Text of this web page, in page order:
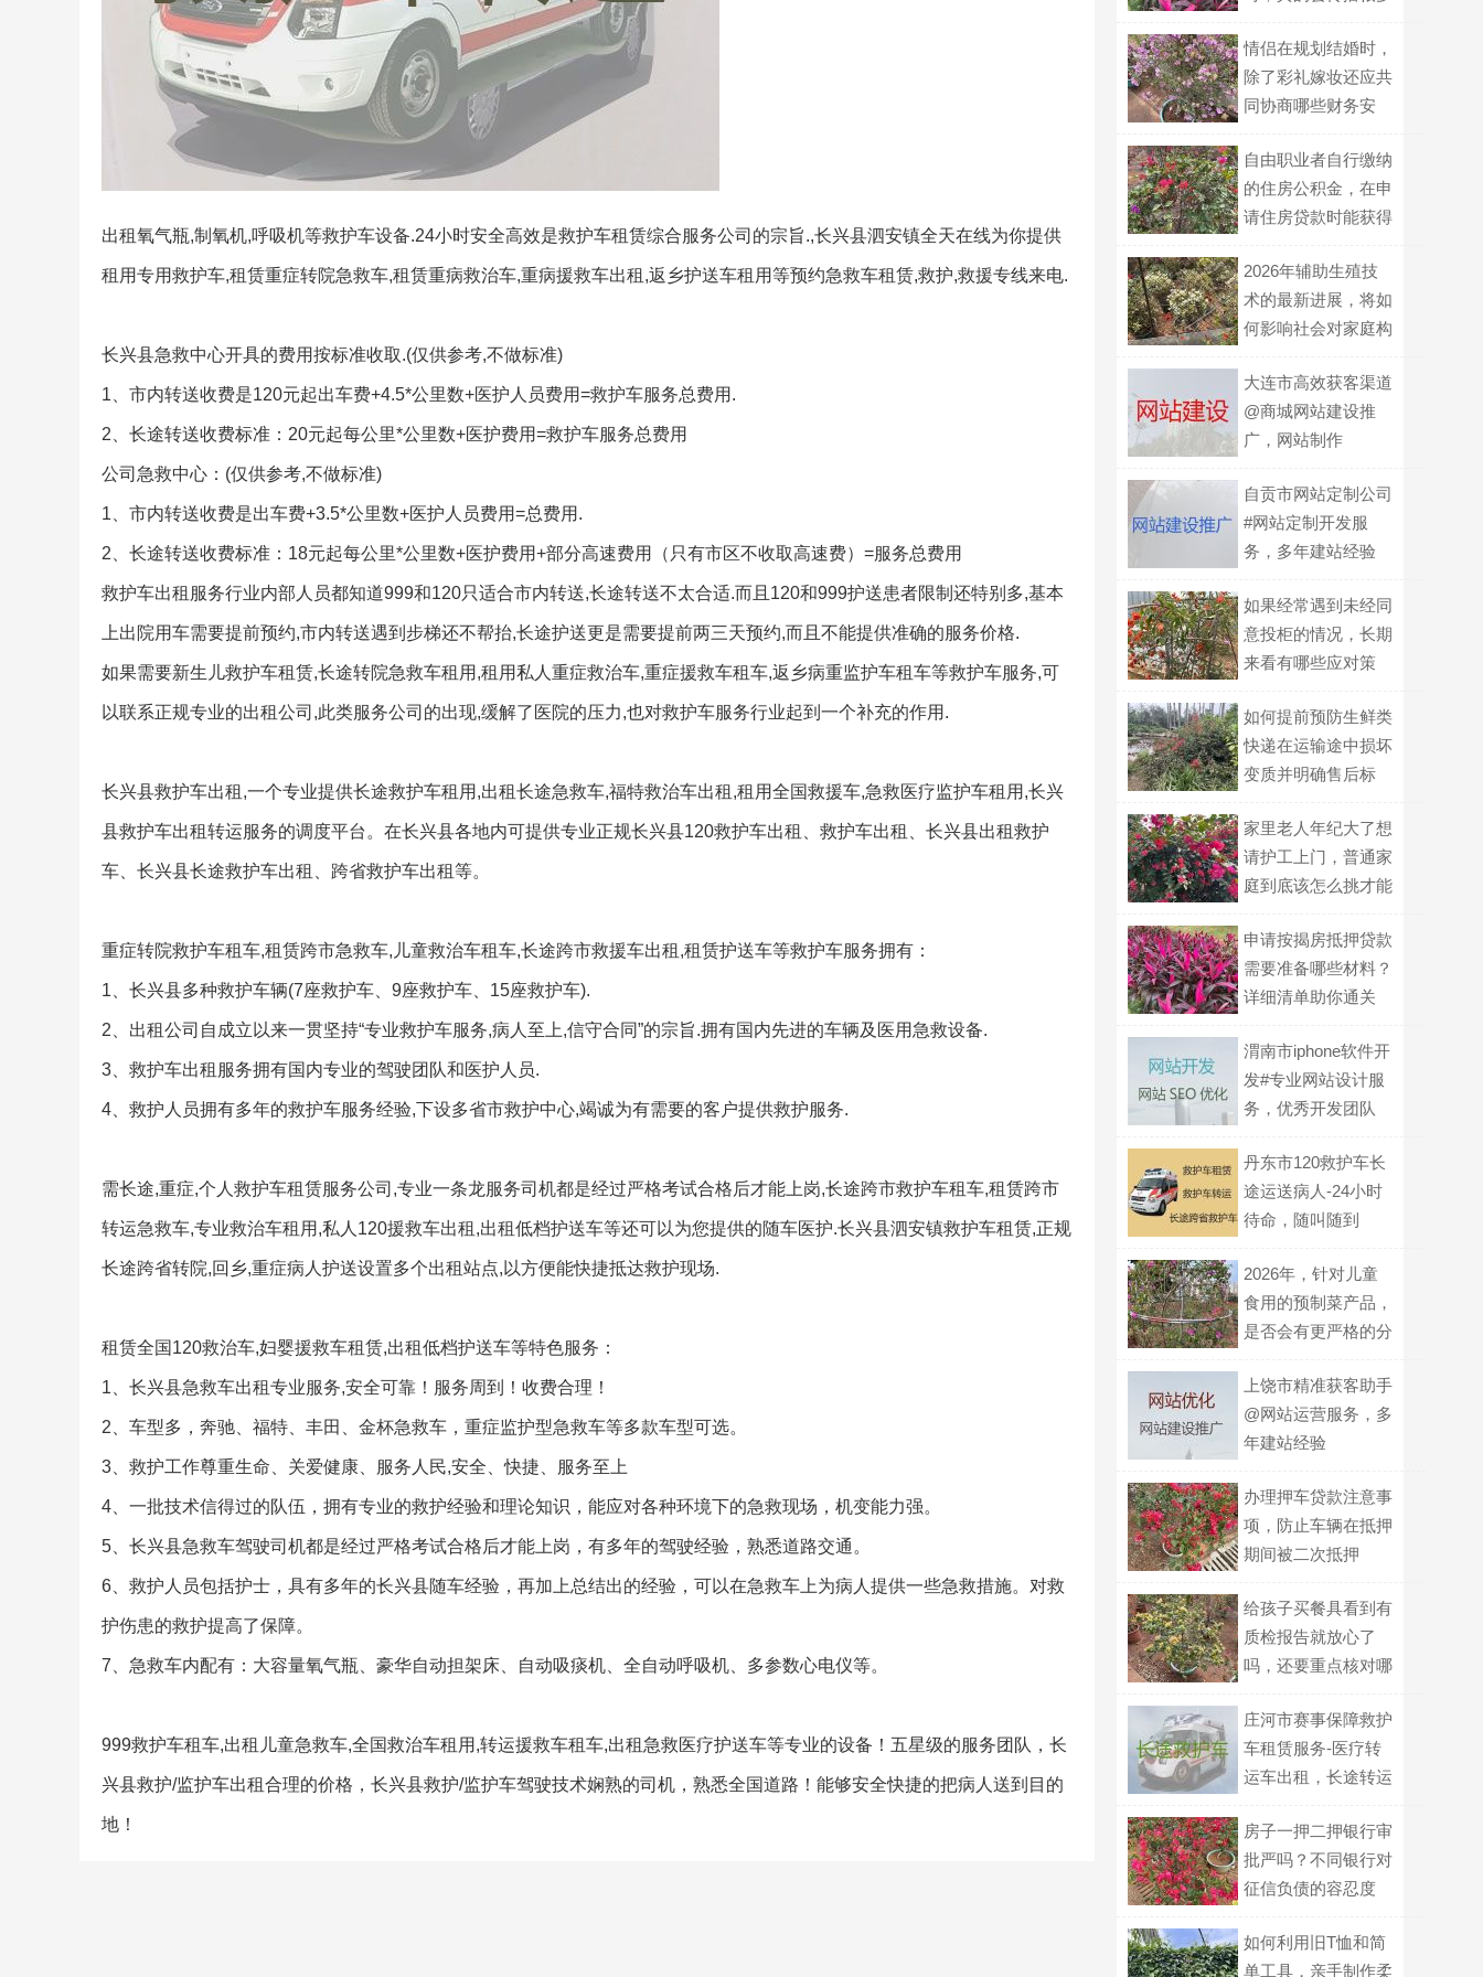
出租氧气瓶,制氧机,呼吸机等救护车设备.24小时安全高效是救护车租赁综合服务公司的宗旨.,长兴县泗安镇全天在线为你提供
租用专用救护车,租赁重症转院急救车,租赁重病救治车,重病援救车出租,返乡护送车租用等预约急救车租赁,救护,救援专线来电.
长兴县急救中心开具的费用按标准收取.(仅供参考,不做标准)
1、市内转送收费是120元起出车费+4.5*公里数+医护人员费用=救护车服务总费用.
2、长途转送收费标准：20元起每公里*公里数+医护费用=救护车服务总费用
公司急救中心：(仅供参考,不做标准)
1、市内转送收费是出车费+3.5*公里数+医护人员费用=总费用.
2、长途转送收费标准：18元起每公里*公里数+医护费用+部分高速费用（只有市区不收取高速费）=服务总费用
救护车出租服务行业内部人员都知道999和120只适合市内转送,长途转送不太合适.而且120和999护送患者限制还特别多,基本
上出院用车需要提前预约,市内转送遇到步梯还不帮抬,长途护送更是需要提前两三天预约,而且不能提供准确的服务价格.
如果需要新生儿救护车租赁,长途转院急救车租用,租用私人重症救治车,重症援救车租车,返乡病重监护车租车等救护车服务,可
以联系正规专业的出租公司,此类服务公司的出现,缓解了医院的压力,也对救护车服务行业起到一个补充的作用.
长兴县救护车出租,一个专业提供长途救护车租用,出租长途急救车,福特救治车出租,租用全国救援车,急救医疗监护车租用,长兴
县救护车出租转运服务的调度平台。在长兴县各地内可提供专业正规长兴县120救护车出租、救护车出租、长兴县出租救护
车、长兴县长途救护车出租、跨省救护车出租等。
重症转院救护车租车,租赁跨市急救车,儿童救治车租车,长途跨市救援车出租,租赁护送车等救护车服务拥有：
1、长兴县多种救护车辆(7座救护车、9座救护车、15座救护车).
2、出租公司自成立以来一贯坚持“专业救护车服务,病人至上,信守合同”的宗旨.拥有国内先进的车辆及医用急救设备.
3、救护车出租服务拥有国内专业的驾驶团队和医护人员.
4、救护人员拥有多年的救护车服务经验,下设多省市救护中心,竭诚为有需要的客户提供救护服务.
需长途,重症,个人救护车租赁服务公司,专业一条龙服务司机都是经过严格考试合格后才能上岗,长途跨市救护车租车,租赁跨市
转运急救车,专业救治车租用,私人120援救车出租,出租低档护送车等还可以为您提供的随车医护.长兴县泗安镇救护车租赁,正规
长途跨省转院,回乡,重症病人护送设置多个出租站点,以方便能快捷抵达救护现场.
租赁全国120救治车,妇婴援救车租赁,出租低档护送车等特色服务：
1、长兴县急救车出租专业服务,安全可靠！服务周到！收费合理！
2、车型多，奔驰、福特、丰田、金杯急救车，重症监护型急救车等多款车型可选。
3、救护工作尊重生命、关爱健康、服务人民,安全、快捷、服务至上
4、一批技术信得过的队伍，拥有专业的救护经验和理论知识，能应对各种环境下的急救现场，机变能力强。
5、长兴县急救车驾驶司机都是经过严格考试合格后才能上岗，有多年的驾驶经验，熟悉道路交通。
6、救护人员包括护士，具有多年的长兴县随车经验，再加上总结出的经验，可以在急救车上为病人提供一些急救措施。对救
护伤患的救护提高了保障。
7、急救车内配有：大容量氧气瓶、豪华自动担架床、自动吸痰机、全自动呼吸机、多参数心电仪等。
999救护车租车,出租儿童急救车,全国救治车租用,转运援救车租车,出租急救医疗护送车等专业的设备！五星级的服务团队，长
兴县救护/监护车出租合理的价格，长兴县救护/监护车驾驶技术娴熟的司机，熟悉全国道路！能够安全快捷的把病人送到目的
地！
情侣在规划结婚时，
除了彩礼嫁妆还应共
同协商哪些财务安
自由职业者自行缴纳
的住房公积金，在申
请住房贷款时能获得
2026年辅助生殖技
术的最新进展，将如
何影响社会对家庭构
大连市高效获客渠道
@商城网站建设推
广，网站制作
自贡市网站定制公司
#网站定制开发服
务，多年建站经验
如果经常遇到未经同
意投柜的情况，长期
来看有哪些应对策
如何提前预防生鲜类
快递在运输途中损坏
变质并明确售后标
家里老人年纪大了想
请护工上门，普通家
庭到底该怎么挑才能
申请按揭房抵押贷款
需要准备哪些材料？
详细清单助你通关
渭南市iphone软件开
发#专业网站设计服
务，优秀开发团队
丹东市120救护车长
途运送病人-24小时
待命，随叫随到
2026年，针对儿童
食用的预制菜产品，
是否会有更严格的分
上饶市精准获客助手
@网站运营服务，多
年建站经验
办理押车贷款注意事
项，防止车辆在抵押
期间被二次抵押
给孩子买餐具看到有
质检报告就放心了
吗，还要重点核对哪
庄河市赛事保障救护
车租赁服务-医疗转
运车出租，长途转运
房子一押二押银行审
批严吗？不同银行对
征信负债的容忍度
如何利用旧T恤和简
单工具，亲手制作柔